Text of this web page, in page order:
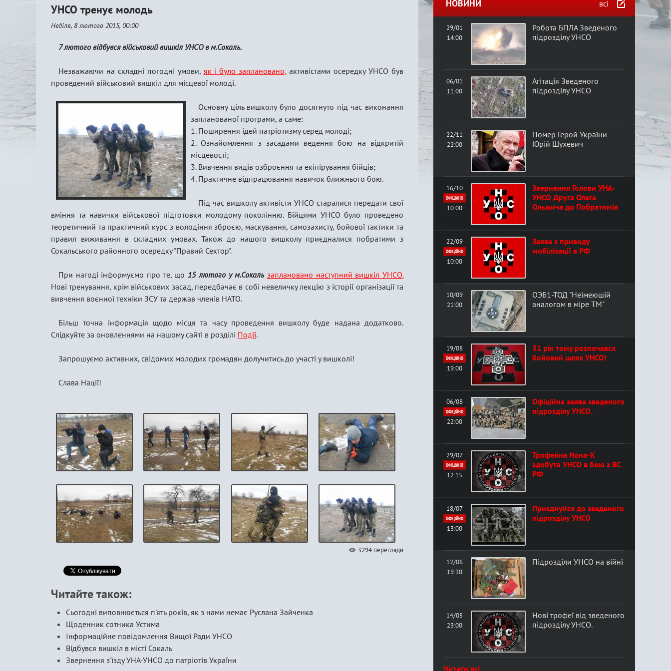
а
р
а
НОВИНИ всі
29/01
14:00
Робота БПЛА Зведеного
підрозділу УНСО
06/01
11:00
Агітація Зведеного
підрозділу УНСО
22/11
22:00
Помер Герой України
Юрій Шухевич
16/10
ОФІЦІЙНО
10:00
Звернення Голови УНА-
УНСО Друга Олега
Ольжича до Побратимів
22/09
ОФІЦІЙНО
10:00
Заява з приводу
мобілізації в РФ
10/09
21:00
ОЭБ1-ТОД "Неімеюшій
аналогом в міре ТМ"
19/08
ОФІЦІЙНО
19:00
31 рік тому розпочався
бойовий шлях УНСО!
06/08
ОФІЦІЙНО
22:00
Офіційна заява зведеного
підрозділу УНСО.
29/07
ОФІЦІЙНО
12:15
Трофейна Нона-К
здобута УНСО в бою з ВС
РФ
18/07
ОФІЦІЙНО
13:00
Приєднуйся до зведеного
підрозділу УНСО
12/06
19:30
Підрозділи УНСО на війні
14/05
23:00
Нові трофеї від зведеного
підрозділу УНСО.
Читати всі
УНСО тренує молодь
Неділя, 8 лютого 2015, 00:00
7 лютого відбувся військовий вишкіл УНСО в м.Сокаль.
Незважаючи на складні погодні умови, як і було заплановано, активістами осередку УНСО був
проведений військовий вишкіл для місцевої молоді.
Основну ціль вишколу було досягнуто під час виконання
запланованої програми, а саме:
1. Поширення ідей патріотизму серед молоді;
2. Ознайомлення з засадами ведення бою на відкритій
місцевості;
3. Вивчення видів озброєння та екіпірування бійців;
4. Практичне відпрацювання навичок ближнього бою.
Під час вишколу активісти УНСО старалися передати свої
вміння та навички військової підготовки молодому поколінню. Бійцями УНСО було проведено
теоретичний та практичний курс з володіння зброєю, маскування, самозахисту, бойової тактики та
правил виживання в складних умовах. Також до нашого вишколу приєдналися побратими з
Сокальського районного осередку "Правий Сектор".
При нагоді інформуємо про те, що 15 лютого у м.Сокаль заплановано наступний вишкіл УНСО.
Нові тренування, крім військових засад, передбачає в собі невеличку лекцію з історії організації та
вивчення воєнної техніки ЗСУ та держав членів НАТО.
Більш точна інформація щодо місця та часу проведення вишколу буде надана додатково.
Слідкуйте за оновленнями на нашому сайті в розділі Події.
Запрошуємо активних, свідомих молодих громадян долучитись до участі у вишколі!
Слава Нації!
3294 перегляди
Читайте також:
Сьогодні виповнюється п'ять років, як з нами немає Руслана Зайченка
Щоденник сотника Устима
Інформаційне повідомлення Вищої Ради УНСО
Відбувся вишкіл в місті Сокаль
Звернення з'їзду УНА-УНСО до патріотів України